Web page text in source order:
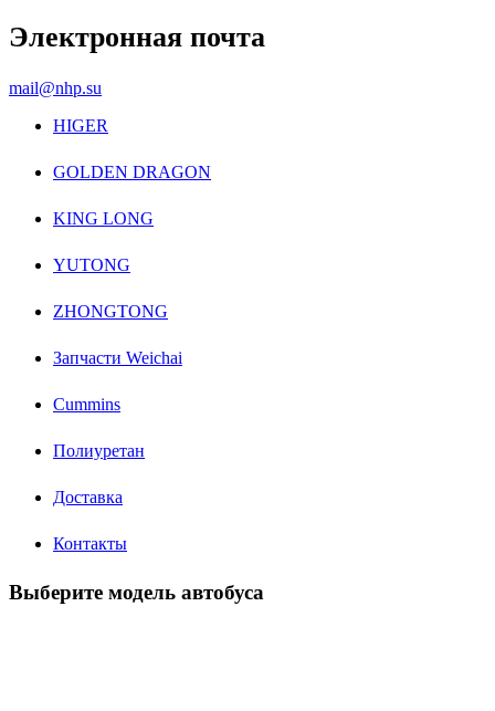
Электронная почта
mail@nhp.su
HIGER
GOLDEN DRAGON
KING LONG
YUTONG
ZHONGTONG
Запчасти Weichai
Cummins
Полиуретан
Доставка
Контакты
Выберите модель автобуса